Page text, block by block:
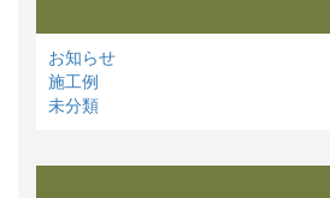
お知らせ
施工例
未分類